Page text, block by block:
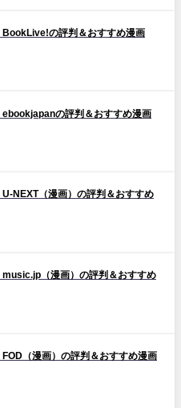
BookLive!の評判＆おすすめ漫画
ebookjapanの評判＆おすすめ漫画
U-NEXT（漫画）の評判＆おすすめ
music.jp（漫画）の評判＆おすすめ
FOD（漫画）の評判＆おすすめ漫画